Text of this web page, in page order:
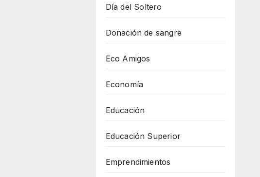
Día del Soltero
Donación de sangre
Eco Amigos
Economía
Educación
Educación Superior
Emprendimientos